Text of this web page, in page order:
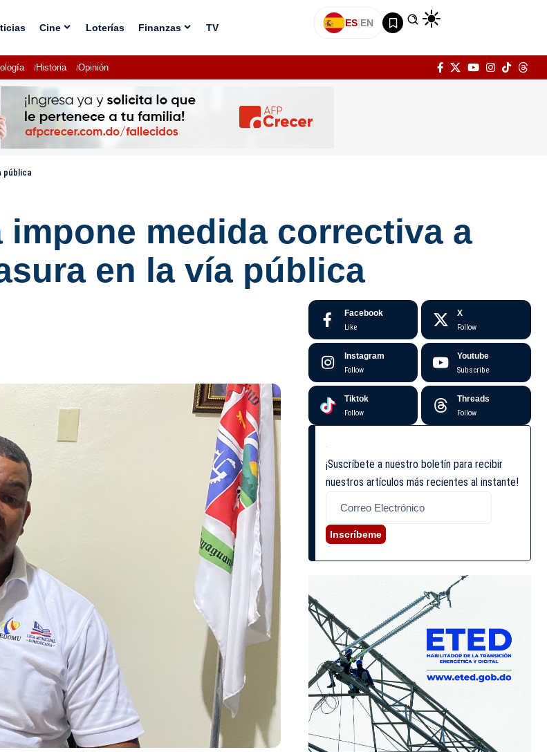
Cine Loterías Finanzas TV ES|EN
Historia Opinión
pública
medida correctiva a
en la vía pública
Facebook
Like
X
Follow
Instagram
Follow
Youtube
Subscribe
Tiktok
Follow
Threads
Follow
¡Suscríbete a nuestro boletín para recibir
nuestros artículos más recientes al instante!
Inscríbeme